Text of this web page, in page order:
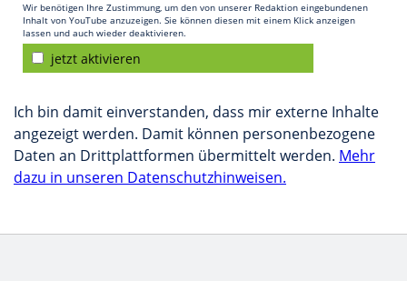
Wir benötigen Ihre Zustimmung, um den von unserer Redaktion eingebundenen
Inhalt von YouTube anzuzeigen. Sie können diesen mit einem Klick anzeigen
lassen und auch wieder deaktivieren.
jetzt aktivieren
Ich bin damit einverstanden, dass mir externe Inhalte
angezeigt werden. Damit können personenbezogene
Daten an Drittplattformen übermittelt werden. Mehr
dazu in unseren Datenschutzhinweisen.